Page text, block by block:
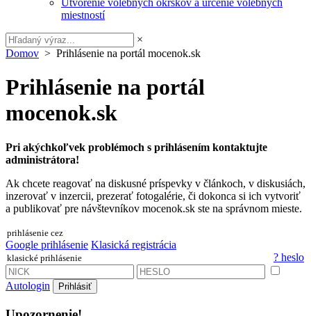
Utvorenie volebných okrskov a určenie volebných
miestností
×
Domov > Prihlásenie na portál mocenok.sk
Prihlásenie na portál
mocenok.sk
Pri akýchkoľvek problémoch s prihlásením kontaktujte
administrátora!
Ak chcete reagovať na diskusné príspevky v článkoch, v diskusiách,
inzerovať v inzercii, prezerať fotogalérie, či dokonca si ich vytvoriť
a publikovať pre návštevníkov mocenok.sk ste na správnom mieste.
prihlásenie cez
Google prihlásenie Klasická registrácia
klasické prihlásenie ? heslo
Autologin Prihlásiť